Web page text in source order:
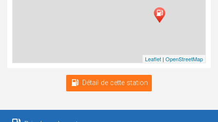
Leaflet | OpenStreetMap
Détail de cette station